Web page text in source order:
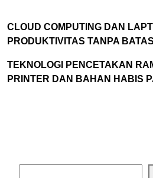
CLOUD COMPUTING DAN
PRODUKTIVITAS TANPA BATAS
TEKNOLOGI PENCETAKAN
PRINTER DAN BAHAN HABIS